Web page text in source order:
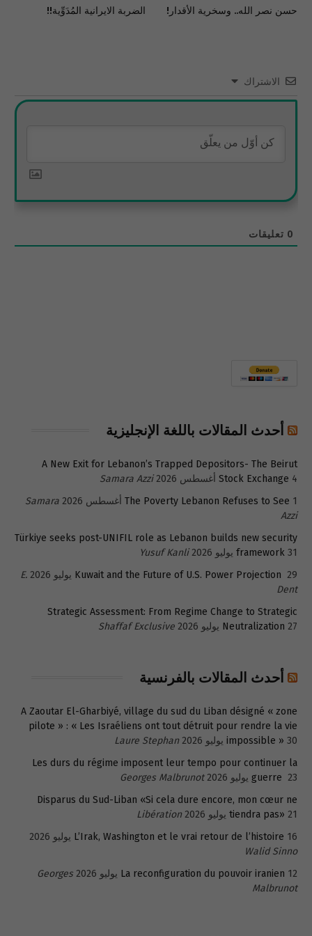
حسن نصر الله.. وسخرية الأقدار! الضربة الايرانية المُدَوِّية!!
الاشتراك
0 تعليقات
أحدث المقالات باللغة الإنجليزية
A New Exit for Lebanon’s Trapped Depositors- The Beirut
Stock Exchange 4 أغسطس 2026
Samara Azzi
The Poverty Lebanon Refuses to See 1 أغسطس 2026
Samara
Azzi
Türkiye seeks post-UNIFIL role as Lebanon builds new security
framework 31 يوليو 2026
Yusuf Kanli
Kuwait and the Future of U.S. Power Projection 29 يوليو 2026
E.
Dent
Strategic Assessment: From Regime Change to Strategic
Neutralization 27 يوليو 2026 Shaffaf Exclusive
أحدث المقالات بالفرنسية
A Zaoutar El-Gharbiyé, village du sud du Liban désigné « zone
pilote » : « Les Israéliens ont tout détruit pour rendre la vie
impossible » 30 يوليو 2026
Laure Stephan
Les durs du régime imposent leur tempo pour continuer la
guerre 23 يوليو 2026
Georges Malbrunot
Disparus du Sud-Liban «Si cela dure encore, mon cœur ne
tiendra pas» 21 يوليو 2026
Libération
L’Irak, Washington et le vrai retour de l’histoire 16 يوليو 2026
Walid Sinno
La reconfiguration du pouvoir iranien 12 يوليو 2026
Georges
Malbrunot